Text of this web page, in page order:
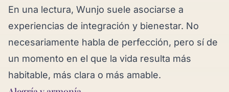
En una lectura, Wunjo suele asociarse a
experiencias de integración y bienestar. No
necesariamente habla de perfección, pero sí de
un momento en el que la vida resulta más
habitable, más clara o más amable.